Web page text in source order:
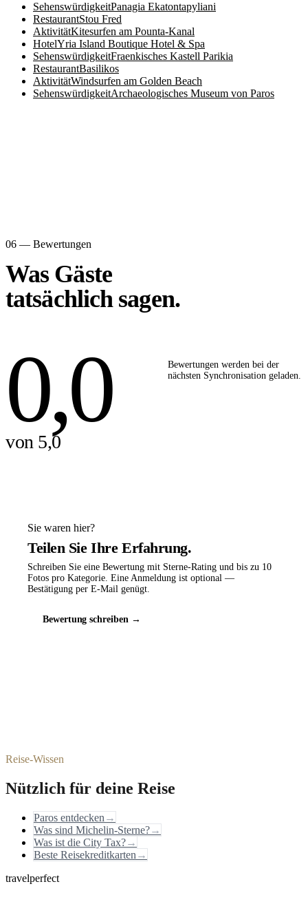
SehenswürdigkeitPanagia Ekatontapyliani
RestaurantStou Fred
AktivitätKitesurfen am Pounta-Kanal
HotelYria Island Boutique Hotel & Spa
SehenswürdigkeitFraenkisches Kastell Parikia
RestaurantBasilikos
AktivitätWindsurfen am Golden Beach
SehenswürdigkeitArchaeologisches Museum von Paros
06 — Bewertungen
Was Gäste
tatsächlich sagen.
0,0
von 5,0
Bewertungen werden bei der
nächsten Synchronisation geladen.
Sie waren hier?
Teilen Sie Ihre Erfahrung.
Schreiben Sie eine Bewertung mit Sterne-Rating und bis zu 10
Fotos pro Kategorie. Eine Anmeldung ist optional —
Bestätigung per E-Mail genügt.
Bewertung schreiben →
Reise-Wissen
Nützlich für deine Reise
Paros entdecken →
Was sind Michelin-Sterne?→
Was ist die City Tax?→
Beste Reisekreditkarten →
travelperfect